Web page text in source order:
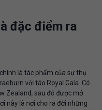
đặc điểm ra
là tác phẩm của sự thụ
với táo Royal Gala. Có
Zealand, sau đó được mở
này là nơi cho ra đời những